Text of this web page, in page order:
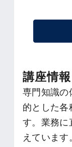
講座情報
専門知識の
的とした各
す。業務に
えています